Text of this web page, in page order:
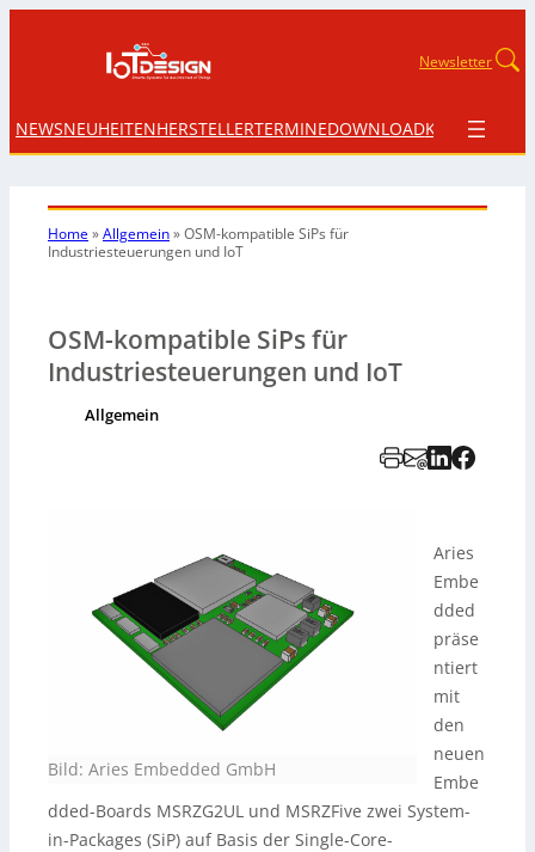
Newsletter
NEWSNEUHEITENHERSTELLERTERMINEDOWNLOADKONTAKT
Home»Allgemein»OSM-kompatible SiPs für
Industriesteuerungen und IoT
OSM-kompatible SiPs für
Industriesteuerungen und IoT
Allgemein
Bild: Aries Embedded GmbH
Aries
Embe
dded
präse
ntiert
mit
den
neuen
Embe
dded-Boards MSRZG2UL und MSRZFive zwei System-
in-Packages (SiP) auf Basis der Single-Core-